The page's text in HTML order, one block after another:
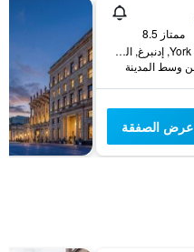
ممتاز 8.5
34-38 York Place, إدنبرغ, المملكة المتحدة
عرض الصفقة